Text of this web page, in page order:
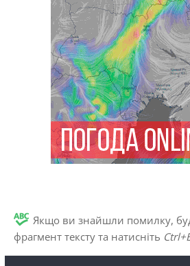
Якщо ви знайшли помилку,
фрагмент тексту та натисніть